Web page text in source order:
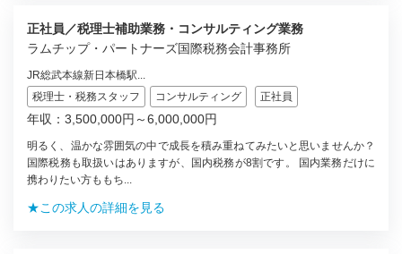
正社員／税理士補助業務・コンサルティング業務
ラムチップ・パートナーズ国際税務会計事務所
JR総武本線新日本橋駅...
税理士・税務スタッフ
コンサルティング 正社員
年収：3,500,000円～6,000,000円
明るく、温かな雰囲気の中で成長を積み重ねてみたいと思いませんか？
国際税務も取扱いはありますが、国内税務が8割です。 国内業務だけに
携わりたい方ももち...
★この求人の詳細を見る